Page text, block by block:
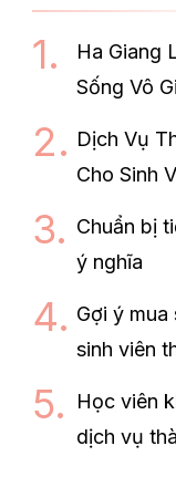
Ha Giang
Sống Vô
Dịch Vụ
Cho Sinh
Chuẩn bị
ý nghĩa
Gợi ý
sinh viên
Học viên
dịch vụ